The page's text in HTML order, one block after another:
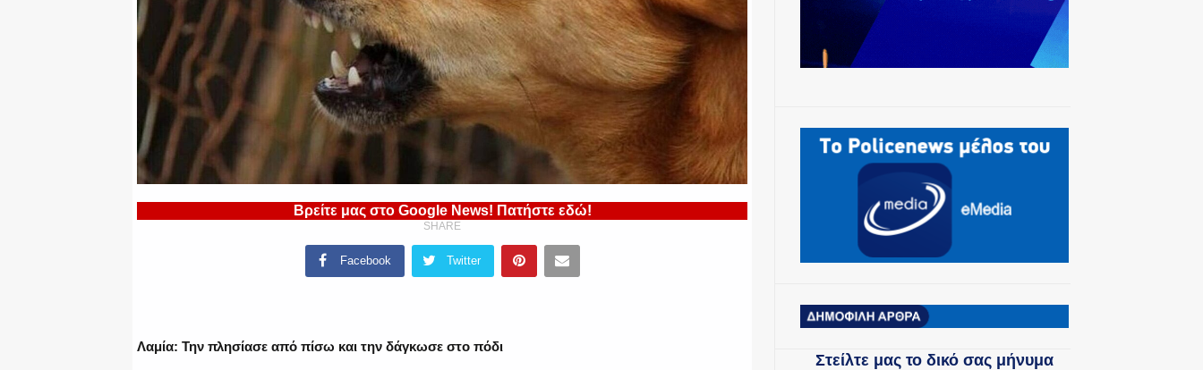
Βρείτε μας στο Google News! Πατήστε εδώ!
SHARE
Facebook Twitter
Λαμία: Την πλησίασε από πίσω και την δάγκωσε στο πόδι
Στείλτε μας το δικό σας μήνυμα